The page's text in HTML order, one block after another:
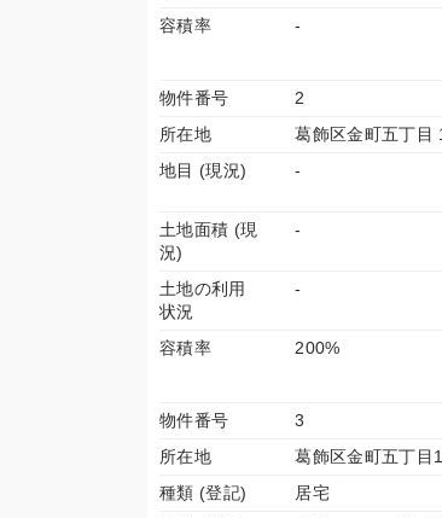
容積率 -
物件番号 2
所在地
葛飾区金町五丁目
地目 (現況)
-
土地面積 (現
況)
-
土地の利用
状況
-
容積率 200%
物件番号 3
所在地
葛飾区金町五丁目
種類 (登記)
居宅